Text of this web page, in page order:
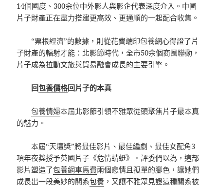
14個國度、300余位中外影人與影企代表深度介入。中國
片子財產正在盡力搭建更高效、更通順的一起配合收集。
“票根經濟”的數據，則從花費端印包養網心得證了片
子財產的輻射才能：北影節時代，全市50余個商圈聯動，
片子成為拉動文旅與貿易融會成長的主要引擎。
回包養價格回片子的本真
包養情婦本屆北影節引領不雅眾從頭聚焦片子最本真
的魅力。
本屆“天壇獎”將最佳影片、最佳編劇、最佳女配角3
項年夜獎授予英國片子《危情蜻蜓》。評委們以為，這部
影片塑造了包養網車馬費兩個悲情且孤單的腳色，讓她們
成長出一段美妙的關系包養 ，又讓不雅眾見證這種關系被